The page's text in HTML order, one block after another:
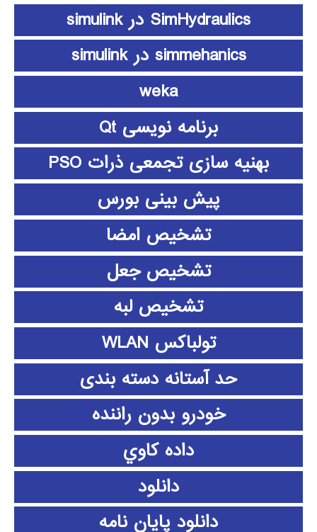
SimHydraulics در simulink
simmehanics در simulink
weka
برنامه نویسی Qt
بهنیه سازی تجمعی ذرات PSO
پیش بینی بورس
تشخیص امضا
تشخیص جعل
تشخیص لبه
تولباکس WLAN
حد آستانه دسته بندی
خودرو بدون راننده
داده كاوي
دانلود
دانلود پايان نامه